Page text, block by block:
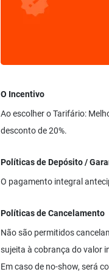
O Incentivo
Ao escolher o Tarifário:
desconto de 20%.
Políticas de Depósito /
O pagamento integral
Políticas de Cancelamento
Não são permitidos
sujeita à cobrança do valor
Em caso de no-show, será